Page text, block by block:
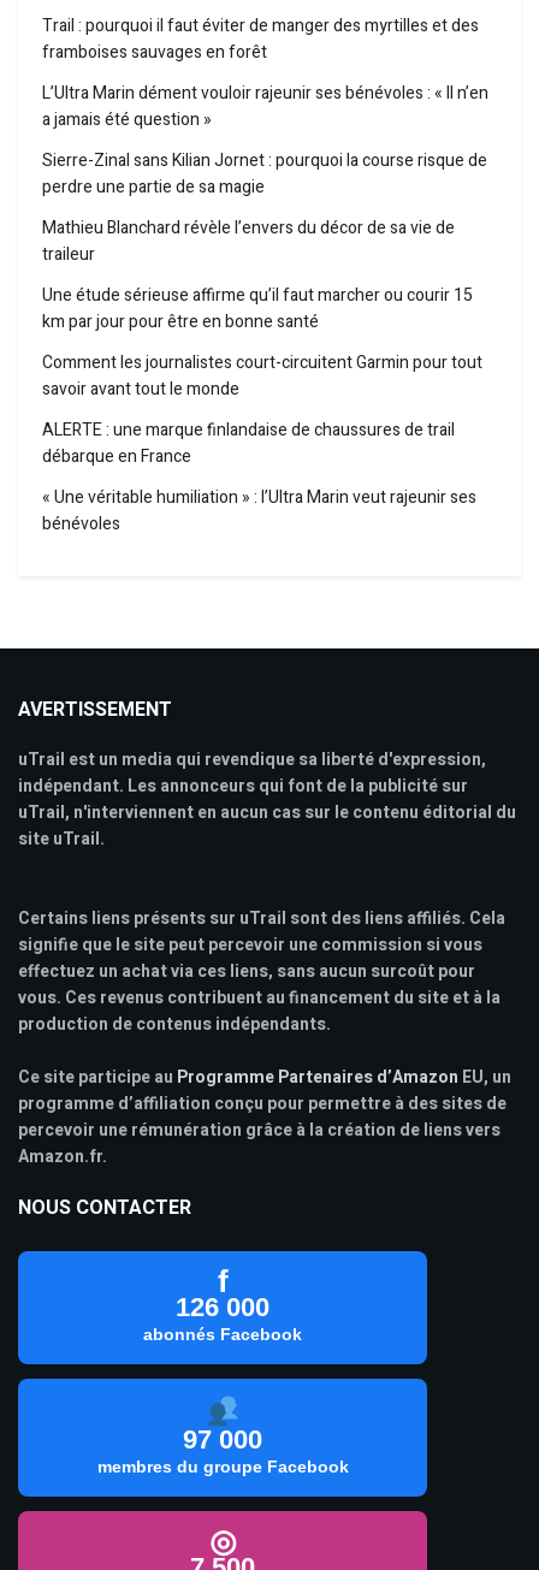
Trail : pourquoi il faut éviter de manger des myrtilles et des
framboises sauvages en forêt
L’Ultra Marin dément vouloir rajeunir ses bénévoles : « Il n’en
a jamais été question »
Sierre-Zinal sans Kilian Jornet : pourquoi la course risque de
perdre une partie de sa magie
Mathieu Blanchard révèle l’envers du décor de sa vie de
traileur
Une étude sérieuse affirme qu’il faut marcher ou courir 15
km par jour pour être en bonne santé
Comment les journalistes court-circuitent Garmin pour tout
savoir avant tout le monde
ALERTE : une marque finlandaise de chaussures de trail
débarque en France
« Une véritable humiliation » : l’Ultra Marin veut rajeunir ses
bénévoles
AVERTISSEMENT
uTrail est un media qui revendique sa liberté d'expression,
indépendant. Les annonceurs qui font de la publicité sur
uTrail, n'interviennent en aucun cas sur le contenu éditorial du
site uTrail.
Certains liens présents sur uTrail sont des liens affiliés. Cela
signifie que le site peut percevoir une commission si vous
effectuez un achat via ces liens, sans aucun surcoût pour
vous. Ces revenus contribuent au financement du site et à la
production de contenus indépendants.
Ce site participe au Programme Partenaires d’Amazon EU, un
programme d’affiliation conçu pour permettre à des sites de
percevoir une rémunération grâce à la création de liens vers
Amazon.fr.
NOUS CONTACTER
f
126 000
abonnés Facebook
97 000
membres du groupe Facebook
◎